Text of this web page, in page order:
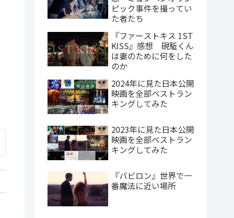
ピック事件を撮ってい
た者たち
『ファーストキス 1ST
KISS』感想 硯駈くん
は妻のために何をした
のか
2024年に見た日本公開
映画を全部ベストラン
キングしてみた
2023年に見た日本公開
映画を全部ベストラン
キングしてみた
『バビロン』世界で一
番魔法に近い場所